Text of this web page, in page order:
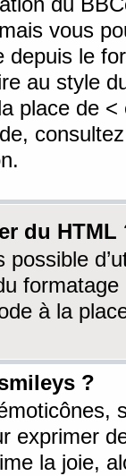
vous
depuis le
au style
place de <
du HTML
possible
à la
?
exprimer
la joie,